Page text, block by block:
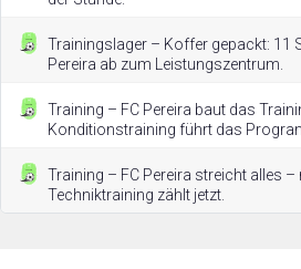
Trainingslager – Koffer gepackt: 11
Pereira ab zum Leistungszentrum.
Training – FC Pereira baut das
Konditionstraining führt das
Training – FC Pereira streicht alles –
Techniktraining zählt jetzt.